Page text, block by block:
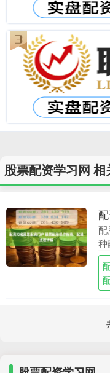
股票配资学习网 相
配
种
是